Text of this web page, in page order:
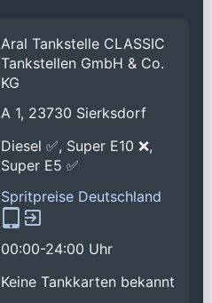
Aral Tankstelle CLASSIC
Tankstellen GmbH & Co.
KG
A 1, 23730 Sierksdorf
Diesel ✅, Super E10 ❌,
Super E5 ✅
Spritpreise Deutschland
00:00-24:00 Uhr
Keine Tankkarten bekannt